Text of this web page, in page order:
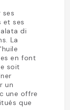
et ses
di
La
en font
soit
un
une offre
que